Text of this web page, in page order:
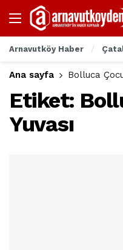
Arnavutköy Haber
Ana sayfa Bolluca
Etiket:
Yuvası